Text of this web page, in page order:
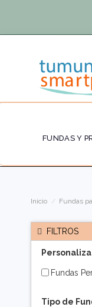
FUNDAS Y
Inicio Fundas
FILTROS
Fundas
Tipo de